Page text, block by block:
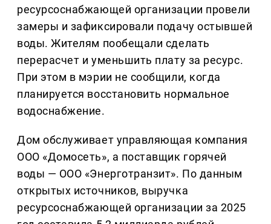
ресурсоснабжающей организации провели
замеры и зафиксировали подачу остывшей
воды. Жителям пообещали сделать
перерасчет и уменьшить плату за ресурс.
При этом в мэрии не сообщили, когда
планируется восстановить нормальное
водоснабжение.
Дом обслуживает управляющая компания
ООО «Домосеть», а поставщик горячей
воды — ООО «Энерготранзит». По данным
открытых источников, выручка
ресурсоснабжающей организации за 2025